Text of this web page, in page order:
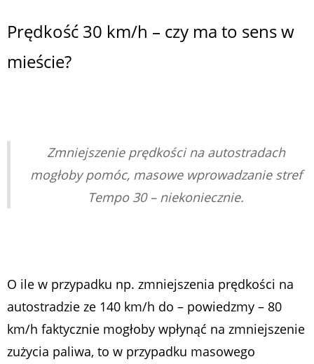
Prędkość 30 km/h – czy ma to sens w
mieście?
Zmniejszenie prędkości na autostradach
mogłoby pomóc, masowe wprowadzanie stref
Tempo 30 – niekoniecznie.
O ile w przypadku np. zmniejszenia prędkości na
autostradzie ze 140 km/h do – powiedzmy – 80
km/h faktycznie mogłoby wpłynąć na zmniejszenie
zużycia paliwa, to w przypadku masowego